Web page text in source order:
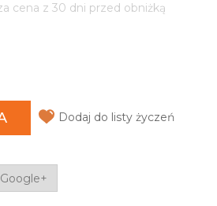
cena z 30 dni przed obniżką
Dodaj do listy życzeń
Google+